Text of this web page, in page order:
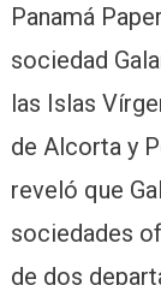
Panamá
sociedad
las Islas
de Alcorta y
reveló que
sociedades
de dos